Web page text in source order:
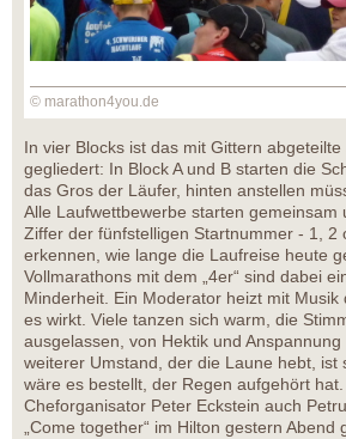
© marathon4you.de
In vier Blocks ist das mit Gittern
gegliedert: In Block A und B starten die
das Gros der Läufer, hinten anstellen
Alle Laufwettbewerbe starten gemeinsam
Ziffer der fünfstelligen Startnummer - 1, 2
erkennen, wie lange die Laufreise heute
Vollmarathons mit dem „4er“ sind dabei
Minderheit. Ein Moderator heizt mit Musik
es wirkt. Viele tanzen sich warm, die
ausgelassen, von Hektik und Anspannung
weiterer Umstand, der die Laune hebt, ist
wäre es bestellt, der Regen aufgehört
Cheforganisator Peter Eckstein auch
„Come together“ im Hilton gestern Abend